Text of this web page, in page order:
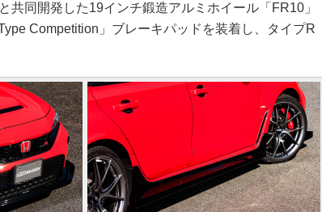
同開発した19インチ鍛造アルミホイール「FR10」
Competition」ブレーキパッドを装着し、タイプR